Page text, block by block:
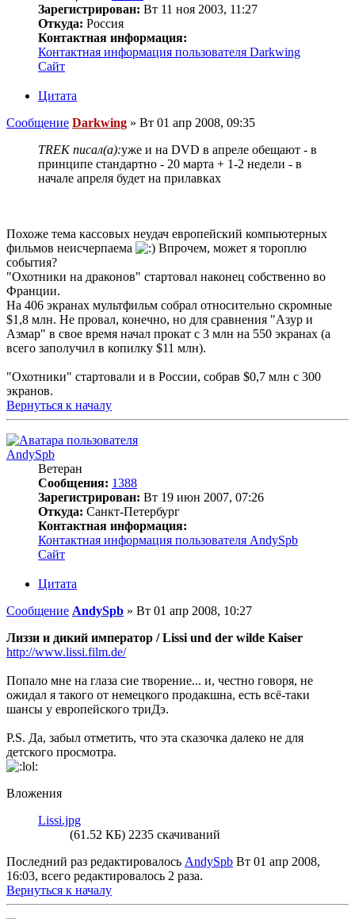
Зарегистрирован: Вт 11 ноя 2003, 11:27
Откуда: Россия
Контактная информация:
Контактная информация пользователя Darkwing
Сайт
Цитата
Сообщение Darkwing » Вт 01 апр 2008, 09:35
TREK писал(а):уже и на DVD в апреле обещают - в
принципе стандартно - 20 марта + 1-2 недели - в
начале апреля будет на прилавках
Похоже тема кассовых неудач европейский компьютерных
фильмов неисчерпаема
Впрочем, может я тороплю
события?
"Охотники на драконов" стартовал наконец собственно во
Франции.
На 406 экранах мультфильм собрал относительно скромные
$1,8 млн. Не провал, конечно, но для сравнения "Азур и
Азмар" в свое время начал прокат с 3 млн на 550 экранах (а
всего заполучил в копилку $11 млн).
"Охотники" стартовали и в России, собрав $0,7 млн с 300
экранов.
Вернуться к началу
AndySpb
Ветеран
Сообщения: 1388
Зарегистрирован: Вт 19 июн 2007, 07:26
Откуда: Санкт-Петербург
Контактная информация:
Контактная информация пользователя AndySpb
Сайт
Цитата
Сообщение AndySpb » Вт 01 апр 2008, 10:27
Лиззи и дикий император / Lissi und der wilde Kaiser
http://www.lissi.film.de/
Попало мне на глаза сие творение... и, честно говоря, не
ожидал я такого от немецкого продакшна, есть всё-таки
шансы у европейского триДэ.
P.S. Да, забыл отметить, что эта сказочка далеко не для
детского просмотра.
Вложения
Lissi.jpg
(61.52 КБ) 2235 скачиваний
Последний раз редактировалось AndySpb Вт 01 апр 2008,
16:03, всего редактировалось 2 раза.
Вернуться к началу